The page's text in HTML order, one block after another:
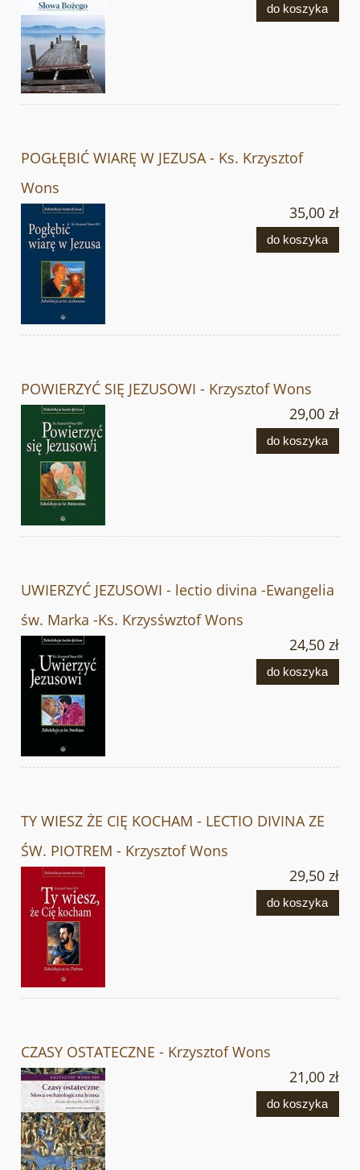
do koszyka
POGŁĘBIĆ WIARĘ W JEZUSA - Ks. Krzysztof
Wons
35,00 zł
do koszyka
POWIERZYĆ SIĘ JEZUSOWI - Krzysztof Wons
29,00 zł
do koszyka
UWIERZYĆ JEZUSOWI - lectio divina -Ewangelia
św. Marka -Ks. Krzysśwztof Wons
24,50 zł
do koszyka
TY WIESZ ŻE CIĘ KOCHAM - LECTIO DIVINA ZE
ŚW. PIOTREM - Krzysztof Wons
29,50 zł
do koszyka
CZASY OSTATECZNE - Krzysztof Wons
21,00 zł
do koszyka